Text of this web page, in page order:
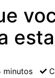
minutos